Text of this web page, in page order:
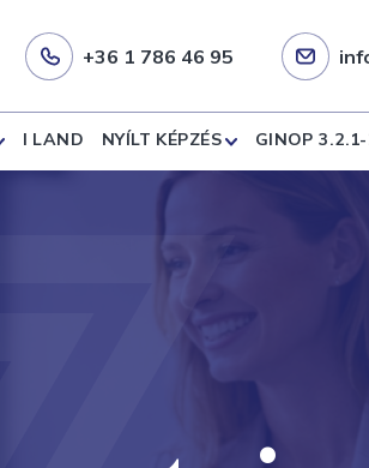
+36 1 786 46 95
I LAND NYÍLT KÉPZÉS GINOP